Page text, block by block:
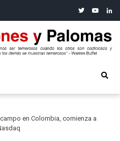
twitteryoutube
Palomas
en Colombia, comienza a